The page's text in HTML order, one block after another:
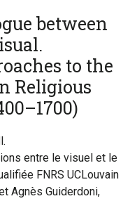
between
to the
Religious
entre le visuel et le
FNRS UCLouvain
Agnès Guiderdoni,